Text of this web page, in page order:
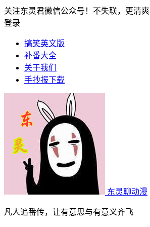
关注东灵君微信公众号！不失联，更清爽
登录
搞笑英文版
补番大全
关于我们
手抄报下载
东灵聊动漫
凡人追番传，让有意思与有意义齐飞